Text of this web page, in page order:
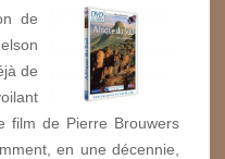
de
de
film de Pierre Brouwers
en une décennie,